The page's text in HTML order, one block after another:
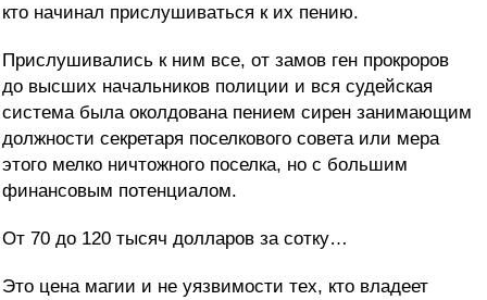
кто начинал прислушиваться к их пению.
Прислушивались к ним все, от замов ген прокроров
до высших начальников полиции и вся судейская
система была околдована пением сирен занимающим
должности секретаря поселкового совета или мера
этого мелко ничтожного поселка, но с большим
финансовым потенциалом.
От 70 до 120 тысяч долларов за сотку…
Это цена магии и не уязвимости тех, кто владеет